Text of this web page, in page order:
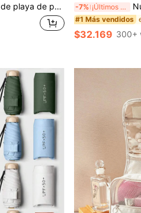
de hombro, esencial de viaje, adecuado para estudiantes y mujeres de negocios, estilo boho chic -7% ¡Últimos 3 días Nuevo bolso cuadrado
#1 Más vendidos
$32.169 300+